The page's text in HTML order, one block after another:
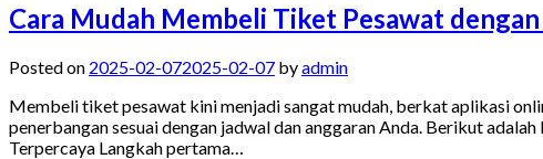
Cara Mudah Membeli Tiket Pesawat
Posted on 2025-02-072025-02-07 byadmin
Membeli tiket pesawat kini menjadi sangat mudah, berkat aplikasi
penerbangan sesuai dengan jadwal dan anggaran Anda. Berikut
Terpercaya Langkah pertama…